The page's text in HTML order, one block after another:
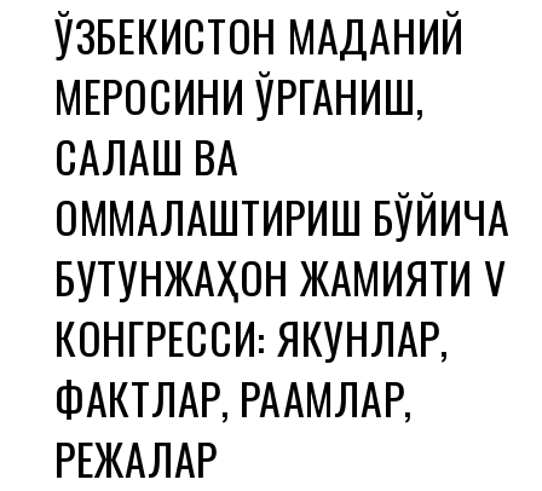
ЎЗБЕКИСТОН МАДАНИЙ
МЕРОСИНИ ЎРГАНИШ,
САҚЛАШ ВА
ОММАЛАШТИРИШ БЎЙИЧА
БУТУНЖАҲОН ЖАМИЯТИ V
КОНГРЕССИ: ЯКУНЛАР,
ФАКТЛАР, РАҚАМЛАР,
РЕЖАЛАР